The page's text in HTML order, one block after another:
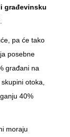
građevinsku
pa će tako
posebne
građani na
otoka,
40%
moraju